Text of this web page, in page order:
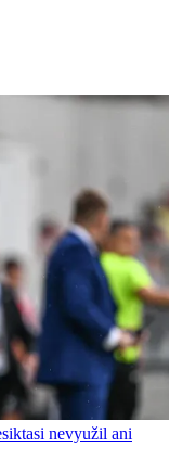
nevyužil ani